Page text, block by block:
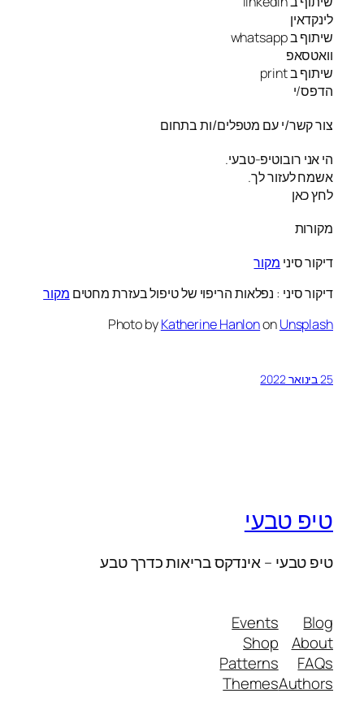
לינקדאין
שיתוף ב whatsapp
וואטסאפ
שיתוף ב print
הדפס/י
צור קשר/י עם מטפלים/ות בתחום
הי אני רובוטיפ-טבעי.
אשמח לעזור לך.
לחץ כאן
מקורות
דיקור סיני מקור
דיקור סיני : נפלאות הריפוי של טיפול בעזרת מחטים מקור
Photo byKatherine HanlononUnsplash
25 בינואר 2022
טיפ טבעי
טיפ טבעי – אינדקס בריאות כדרך טבע
Blog
About
FAQs
Authors
Events
Shop
Patterns
Themes